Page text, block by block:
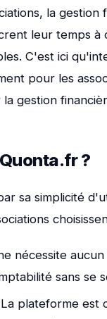
la
leur temps
C'est ici
pour les
gestion
?
sa simplicité
nécessite
sans se
La plateforme est